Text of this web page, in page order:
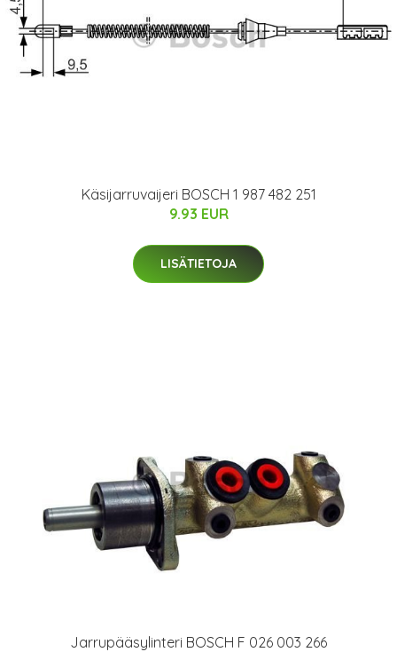
Käsijarruvaijeri BOSCH 1 987 482 251
9.93 EUR
LISÄTIETOJA
Jarrupääsylinteri BOSCH F 026 003 266